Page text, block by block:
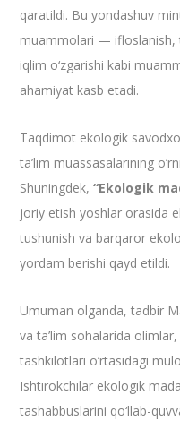
qaratildi. Bu yondashuv
muammolari — ifloslanish,
iqlim o‘zgarishi kabi
ahamiyat kasb etadi.
Taqdimot ekologik
ta’lim muassasalarining
Shuningdek,“Ekologik
joriy etish yoshlar orasida
tushunish va barqaror
yordam berishi qayd etildi.
Umuman olganda, tadbir
va ta’lim sohalarida
tashkilotlari o‘rtasidagi
Ishtirokchilar ekologik
tashabbuslarini qo‘llab-